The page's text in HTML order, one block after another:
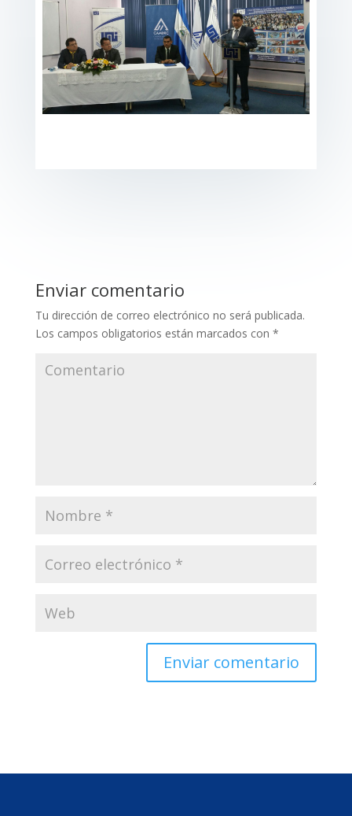
Enviar comentario
Tu dirección de correo electrónico no será publicada.
Los campos obligatorios están marcados con *